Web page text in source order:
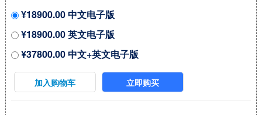
年复合增长率(CAGR)为 %。中国
市场核心厂商包括KEYSTONE、
Kool Wrap、DEI、Electrolock和
Design Engineering等，按收入
计，2021年中国市场前三大厂商
¥18900.00 中文电子版
¥18900.00 英文电子版
¥37800.00 中文+英文电子版
加入购物车 立即购买